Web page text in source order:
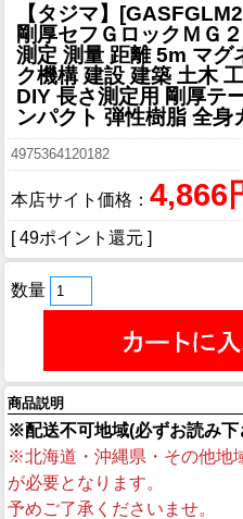
【タジマ】
剛厚セフＧロックＭ
測定 測量 距離 5m マグ
ク機構 建設 建築 土木
DIY 長さ測定用 剛厚テ
ンパクト 弾性樹脂 全身
4975364120182
本店サイト価格： 4,866
[ 49ポイント還元 ]
数量
商品説明
※配送不可地域(必ずお読み下
※北海道・沖縄県・その他地
が必要となります。
予めご了承くださいませ。